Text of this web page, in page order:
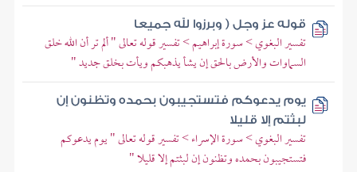
قوله عز وجل ( وبرزوا لله جميعا
تفسير البغوي > سورة إبراهيم > تفسير قوله تعالى " ألم تر أن الله خلق
السماوات والأرض بالحق إن يشأ يذهبكم ويأت بخلق جديد "
يوم يدعوكم فتستجيبون بحمده وتظنون إن
لبثتم إلا قليلا
تفسير البغوي > سورة الإسراء > تفسير قوله تعالى " يوم يدعوكم
فتستجيبون بحمده وتظنون إن لبثتم إلا قليلا "